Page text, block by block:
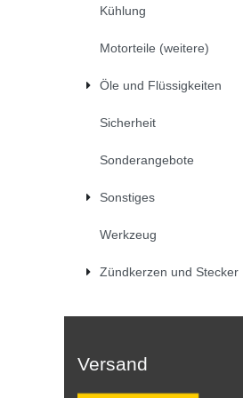
Kühlung
Motorteile (weitere)
Öle und Flüssigkeiten
Sicherheit
Sonderangebote
Sonstiges
Werkzeug
Zündkerzen und Stecker
Versand